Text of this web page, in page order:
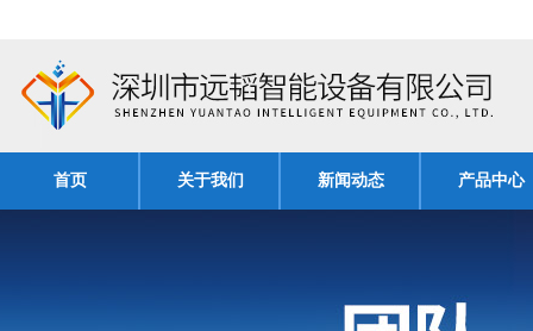
首页 关于我们 新闻动态 产品中心